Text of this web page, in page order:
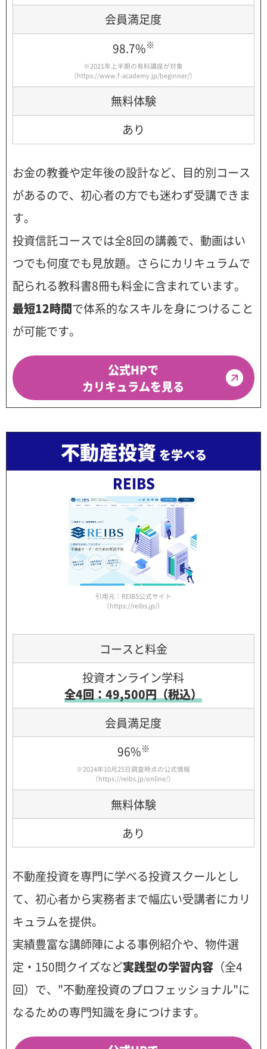
会員満足度
98.7%※
※2021年上半期の有料講座が対象
（https://www.f-academy.jp/beginner/）
無料体験
あり
お金の教養や定年後の設計など、目的別コース
があるので、初心者の方でも迷わず受講できま
す。
投資信託コースでは全8回の講義で、動画はい
つでも何度でも見放題。さらにカリキュラムで
配られる教科書8冊も料金に含まれています。
最短12時間で体系的なスキルを身につけること
が可能です。
公式HPで
カリキュラムを見る
不動産投資 を学べる
REIBS
引用元：REIBS公式サイト
（https://reibs.jp/）
コースと料金
投資オンライン学科
全4回：49,500円（税込）
会員満足度
96%※
※2024年10月25日調査時点の公式情報
（https://reibs.jp/online/）
無料体験
あり
不動産投資を専門に学べる投資スクールとし
て、初心者から実務者まで幅広い受講者にカリ
キュラムを提供。
実績豊富な講師陣による事例紹介や、物件選
定・150問クイズなど実践型の学習内容（全4
回）で、"不動産投資のプロフェッショナル"に
なるための専門知識を身につけます。